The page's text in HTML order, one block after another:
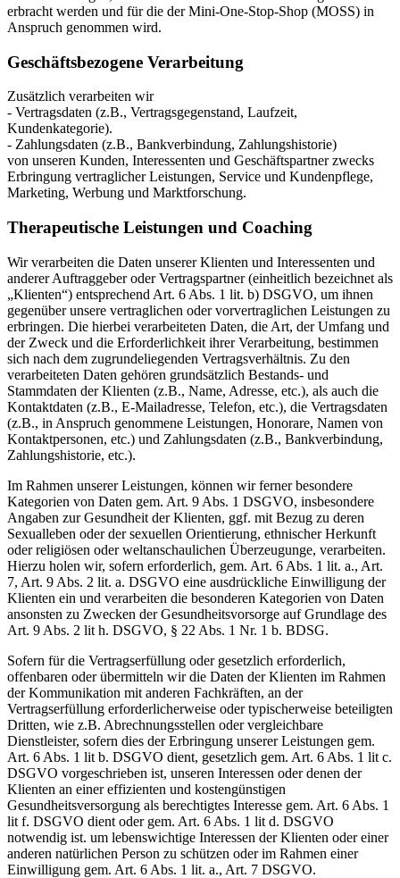
erbracht werden und für die der Mini-One-Stop-Shop (MOSS) in
Anspruch genommen wird.
Geschäftsbezogene Verarbeitung
Zusätzlich verarbeiten wir
- Vertragsdaten (z.B., Vertragsgegenstand, Laufzeit,
Kundenkategorie).
- Zahlungsdaten (z.B., Bankverbindung, Zahlungshistorie)
von unseren Kunden, Interessenten und Geschäftspartner zwecks
Erbringung vertraglicher Leistungen, Service und Kundenpflege,
Marketing, Werbung und Marktforschung.
Therapeutische Leistungen und Coaching
Wir verarbeiten die Daten unserer Klienten und Interessenten und
anderer Auftraggeber oder Vertragspartner (einheitlich bezeichnet als
„Klienten“) entsprechend Art. 6 Abs. 1 lit. b) DSGVO, um ihnen
gegenüber unsere vertraglichen oder vorvertraglichen Leistungen zu
erbringen. Die hierbei verarbeiteten Daten, die Art, der Umfang und
der Zweck und die Erforderlichkeit ihrer Verarbeitung, bestimmen
sich nach dem zugrundeliegenden Vertragsverhältnis. Zu den
verarbeiteten Daten gehören grundsätzlich Bestands- und
Stammdaten der Klienten (z.B., Name, Adresse, etc.), als auch die
Kontaktdaten (z.B., E-Mailadresse, Telefon, etc.), die Vertragsdaten
(z.B., in Anspruch genommene Leistungen, Honorare, Namen von
Kontaktpersonen, etc.) und Zahlungsdaten (z.B., Bankverbindung,
Zahlungshistorie, etc.).
Im Rahmen unserer Leistungen, können wir ferner besondere
Kategorien von Daten gem. Art. 9 Abs. 1 DSGVO, insbesondere
Angaben zur Gesundheit der Klienten, ggf. mit Bezug zu deren
Sexualleben oder der sexuellen Orientierung, ethnischer Herkunft
oder religiösen oder weltanschaulichen Überzeugunge, verarbeiten.
Hierzu holen wir, sofern erforderlich, gem. Art. 6 Abs. 1 lit. a., Art.
7, Art. 9 Abs. 2 lit. a. DSGVO eine ausdrückliche Einwilligung der
Klienten ein und verarbeiten die besonderen Kategorien von Daten
ansonsten zu Zwecken der Gesundheitsvorsorge auf Grundlage des
Art. 9 Abs. 2 lit h. DSGVO, § 22 Abs. 1 Nr. 1 b. BDSG.
Sofern für die Vertragserfüllung oder gesetzlich erforderlich,
offenbaren oder übermitteln wir die Daten der Klienten im Rahmen
der Kommunikation mit anderen Fachkräften, an der
Vertragserfüllung erforderlicherweise oder typischerweise beteiligten
Dritten, wie z.B. Abrechnungsstellen oder vergleichbare
Dienstleister, sofern dies der Erbringung unserer Leistungen gem.
Art. 6 Abs. 1 lit b. DSGVO dient, gesetzlich gem. Art. 6 Abs. 1 lit c.
DSGVO vorgeschrieben ist, unseren Interessen oder denen der
Klienten an einer effizienten und kostengünstigen
Gesundheitsversorgung als berechtigtes Interesse gem. Art. 6 Abs. 1
lit f. DSGVO dient oder gem. Art. 6 Abs. 1 lit d. DSGVO
notwendig ist. um lebenswichtige Interessen der Klienten oder einer
anderen natürlichen Person zu schützen oder im Rahmen einer
Einwilligung gem. Art. 6 Abs. 1 lit. a., Art. 7 DSGVO.